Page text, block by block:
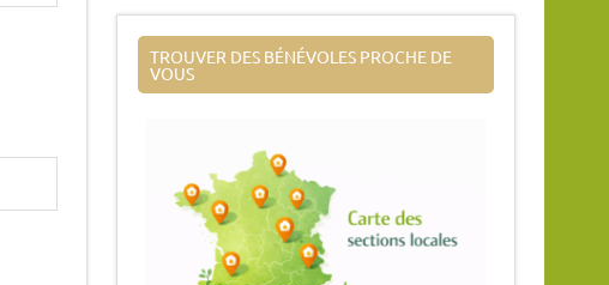
TROUVER DES BÉNÉVOLES PROCHE DE
VOUS